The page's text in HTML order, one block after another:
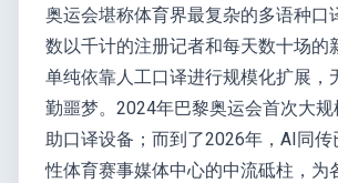
奥运会堪称体育界最复杂的多语种口
数以千计的注册记者和每天数十场的
单纯依靠人工口译进行规模化扩展，
勤噩梦。2024年巴黎奥运会首次大
助口译设备；而到了2026年，AI同传
性体育赛事媒体中心的中流砥柱，为